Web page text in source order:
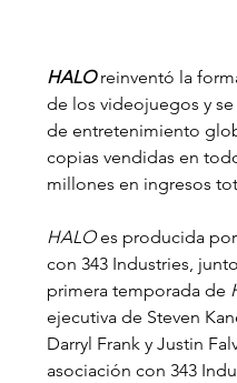
HALO reinventó la
de los videojuegos y
de entretenimiento
copias vendidas en
millones en ingresos
HALO es producida
con 343 Industries,
primera temporada de
ejecutiva de Steven
Darryl Frank y Justin
asociación con 343